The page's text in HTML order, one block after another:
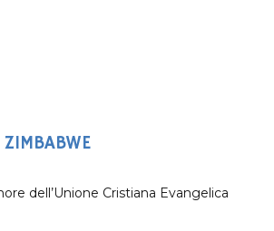
dell’Unione Cristiana Evangelica